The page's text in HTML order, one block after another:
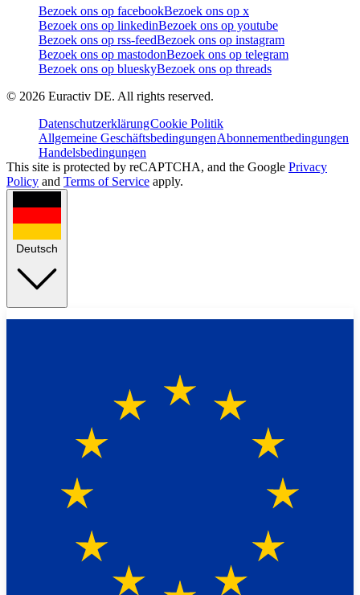
Bezoek ons op facebookBezoek ons op x
Bezoek ons op linkedinBezoek ons op youtube
Bezoek ons op rss-feedBezoek ons op instagram
Bezoek ons op mastodonBezoek ons op telegram
Bezoek ons op blueskyBezoek ons op threads
© 2026 Euractiv DE. All rights reserved.
DatenschutzerklärungCookie Politik
Allgemeine GeschäftsbedingungenAbonnementbedingungen
Handelsbedingungen
This site is protected by reCAPTCHA, and the Google Privacy
Policy and Terms of Service apply.
Deutsch